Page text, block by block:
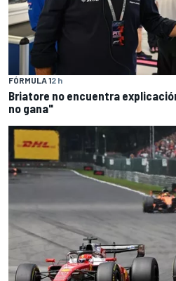
FÓRMULA 12 h
Briatore no encuentra
no gana"